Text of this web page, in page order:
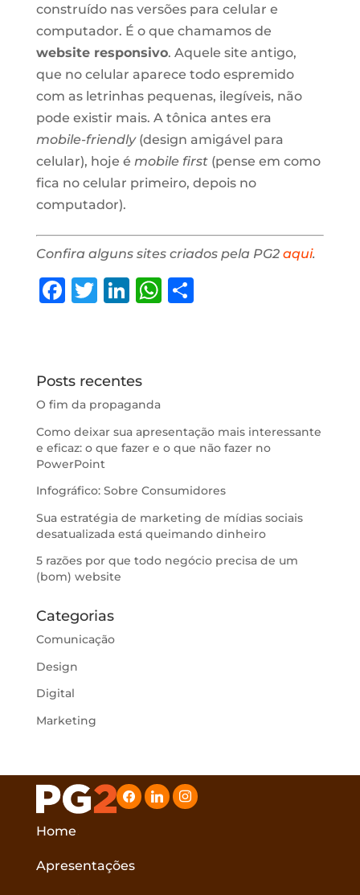
construído nas versões para celular e
computador. É o que chamamos de
website responsivo. Aquele site antigo,
que no celular aparece todo espremido
com as letrinhas pequenas, ilegíveis, não
pode existir mais. A tônica antes era
mobile-friendly(design amigável para
celular), hoje é mobile first(pense em como
fica no celular primeiro, depois no
computador).
Confira alguns sites criados pela PG2 aqui.
F
b
o
o
k
T
r
Li
dI
n
W
p
S
Posts recentes
O fim da propaganda
Como deixar sua apresentação mais interessante
e eficaz: o que fazer e o que não fazer no
PowerPoint
Infográfico: Sobre Consumidores
Sua estratégia de marketing de mídias sociais
desatualizada está queimando dinheiro
5 razões por que todo negócio precisa de um
(bom) website
Categorias
Comunicação
Design
Digital
Marketing
facebook
linkedininstagram
Home
Apresentações